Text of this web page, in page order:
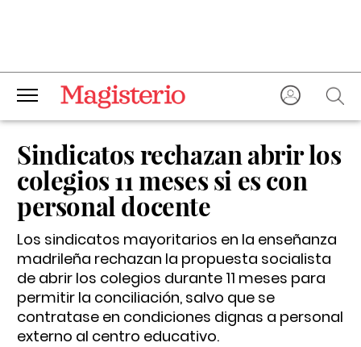
Sindicatos rechazan abrir los
colegios 11 meses si es con
personal docente
Los sindicatos mayoritarios en la enseñanza
madrileña rechazan la propuesta socialista
de abrir los colegios durante 11 meses para
permitir la conciliación, salvo que se
contratase en condiciones dignas a personal
externo al centro educativo.